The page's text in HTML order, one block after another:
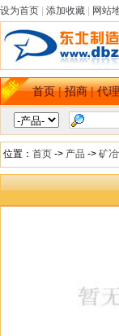
设为首页 添加收藏 网站
首页|招商|代理
位置： 首页 -> 产品 -> 矿